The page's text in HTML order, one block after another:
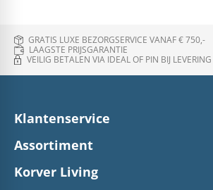
GRATIS LUXE BEZORGSERVICE VANAF € 750,-
LAAGSTE PRIJSGARANTIE
VEILIG BETALEN VIA IDEAL OF PIN BIJ LEVERING
Klantenservice
Assortiment
Korver Living